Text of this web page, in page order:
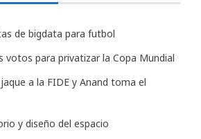
de bigdata para futbol
para privatizar la Copa Mundial
a la FIDE y Anand toma el
y diseño del espacio